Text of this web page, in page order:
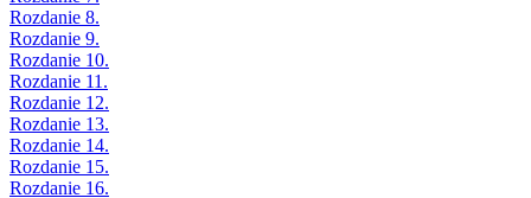
Rozdanie 8.
Rozdanie 9.
Rozdanie 10.
Rozdanie 11.
Rozdanie 12.
Rozdanie 13.
Rozdanie 14.
Rozdanie 15.
Rozdanie 16.